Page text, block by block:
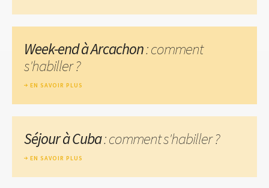
Week-end à Arcachon: comment
s'habiller ?
EN SAVOIR PLUS
Séjour à Cuba: comment s'habiller ?
EN SAVOIR PLUS